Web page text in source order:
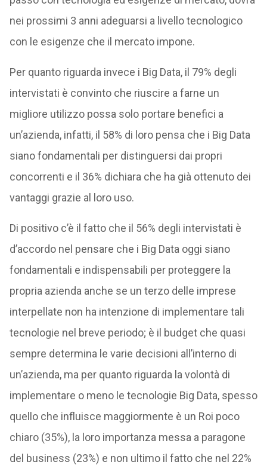
nei prossimi 3 anni adeguarsi a livello tecnologico
con le esigenze che il mercato impone.
Per quanto riguarda invece i Big Data, il 79% degli
intervistati è convinto che riuscire a farne un
migliore utilizzo possa solo portare benefici a
un’azienda, infatti, il 58% di loro pensa che i Big Data
siano fondamentali per distinguersi dai propri
concorrenti e il 36% dichiara che ha già ottenuto dei
vantaggi grazie al loro uso.
Di positivo c’è il fatto che il 56% degli intervistati è
d’accordo nel pensare che i Big Data oggi siano
fondamentali e indispensabili per proteggere la
propria azienda anche se un terzo delle imprese
interpellate non ha intenzione di implementare tali
tecnologie nel breve periodo; è il budget che quasi
sempre determina le varie decisioni all’interno di
un’azienda, ma per quanto riguarda la volontà di
implementare o meno le tecnologie Big Data, spesso
quello che influisce maggiormente è un Roi poco
chiaro (35%), la loro importanza messa a paragone
del business (23%) e non ultimo il fatto che nel 22%